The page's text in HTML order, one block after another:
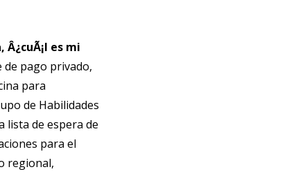
es mi
de pago privado,
para
de Habilidades
lista de espera de
para el
regional,